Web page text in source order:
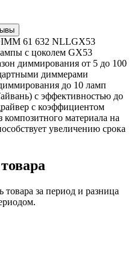
61 632 NLLGX53
с цоколем GX53
диммирования от 5 до 100
диммерами
до 10 ламп
с эффективностью до
с коэффициентом
материала на
увеличению срока
за период и разница